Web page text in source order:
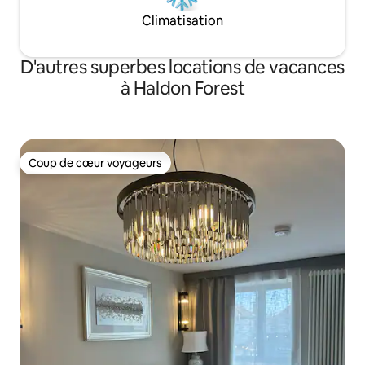
Climatisation
D'autres superbes locations de vacances
à Haldon Forest
Coup de cœur voyageurs
Coup de cœur voyageurs